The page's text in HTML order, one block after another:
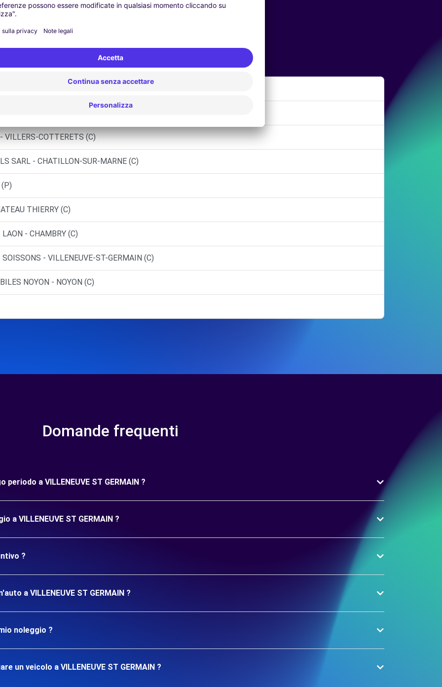
Agenzie simili
VILLERS-COTTERETS (C)
SARL - CHATILLON-SUR-MARNE (C)
THIERRY (C)
- CHAMBRY (C)
- VILLENEUVE-ST-GERMAIN (C)
NOYON - NOYON (C)
Domande frequenti
a VILLENEUVE ST GERMAIN ?
a VILLENEUVE ST GERMAIN ?
?
a VILLENEUVE ST GERMAIN ?
noleggio ?
un veicolo a VILLENEUVE ST GERMAIN ?